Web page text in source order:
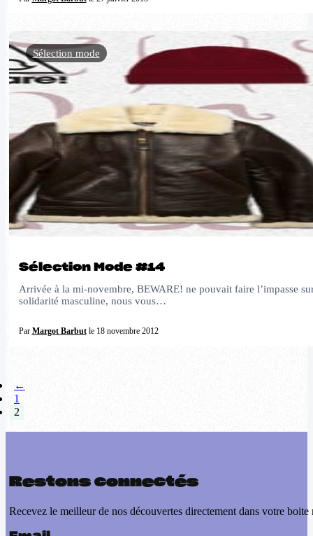
Sélection Mode #14
Arrivée à la mi-novembre, BEWARE! ne pouvait faire l’impasse
solidarité masculine, nous vous…
Par Margot Barbutle 18 novembre 2012
Sélection mode
←
1
2
Restons connectés
Recevez le meilleur de nos découvertes directement dans votre boite